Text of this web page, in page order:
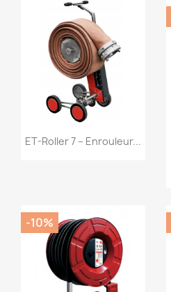
Aperçu rapide
ET-Roller 7 – Enrouleur...
-10%